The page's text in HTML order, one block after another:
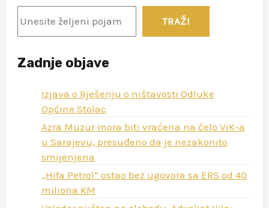
adadad TRAŽI
Zadnje objave
Izjava o Rješenju o ništavosti Odluke
Općine Stolac
Azra Muzur mora biti vraćena na čelo ViK-a
u Sarajevu, presuđeno da je nezakonito
smijenjena
„Hifa Petrol“ ostao bez ugovora sa ERS od 40
miliona KM
drugima
aprila